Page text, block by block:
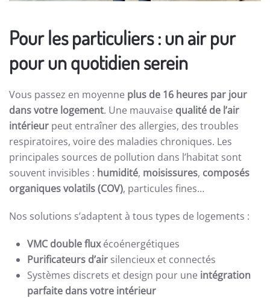
Pour les particuliers : un air pur
pour un quotidien serein
Vous passez en moyenne plus de 16 heures par jour
dans votre logement. Une mauvaise qualité de l’air
intérieur peut entraîner des allergies, des troubles
respiratoires, voire des maladies chroniques. Les
principales sources de pollution dans l’habitat sont
souvent invisibles : humidité, moisissures, composés
organiques volatils (COV), particules fines…
Nos solutions s’adaptent à tous types de logements :
VMC double fluxécoénergétiques
Purificateurs d’air silencieux et connectés
Systèmes discrets et design pour une intégration
parfaite dans votre intérieur